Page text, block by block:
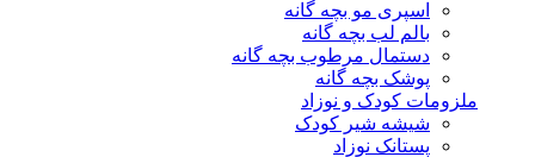
اسپری مو بچه گانه
بالم لب بچه گانه
دستمال مرطوب بچه گانه
پوشک بچه گانه
ملزومات کودک و نوزاد
شیشه شیر کودک
پستانک نوزاد